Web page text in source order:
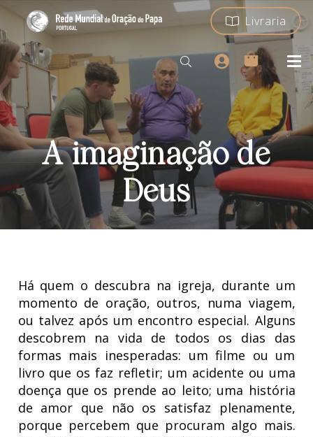
Livraria
A imaginação de
Deus
Há quem o descubra na igreja, durante um
momento de oração, outros, numa viagem,
ou talvez após um encontro especial. Alguns
descobrem na vida de todos os dias das
formas mais inesperadas: um filme ou um
livro que os faz refletir; um acidente ou uma
doença que os prende ao leito; uma história
de amor que não os satisfaz plenamente,
porque percebem que procuram algo mais.